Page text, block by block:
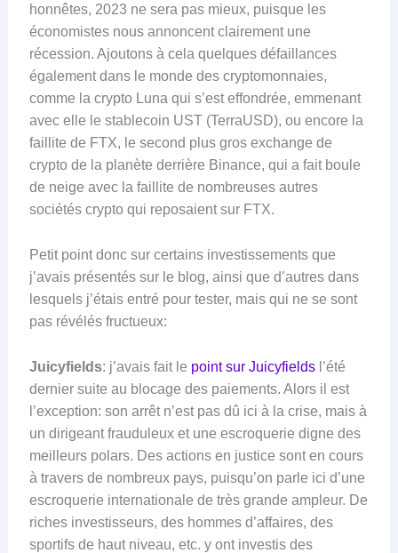
honnêtes, 2023 ne sera pas mieux, puisque les
économistes nous annoncent clairement une
récession. Ajoutons à cela quelques défaillances
également dans le monde des cryptomonnaies,
comme la crypto Luna qui s’est effondrée, emmenant
avec elle le stablecoin UST (TerraUSD), ou encore la
faillite de FTX, le second plus gros exchange de
crypto de la planète derrière Binance, qui a fait boule
de neige avec la faillite de nombreuses autres
sociétés crypto qui reposaient sur FTX.
Petit point donc sur certains investissements que
j’avais présentés sur le blog, ainsi que d’autres dans
lesquels j’étais entré pour tester, mais qui ne se sont
pas révélés fructueux:
Juicyfields: j’avais fait le point sur Juicyfieldsl’été
dernier suite au blocage des paiements. Alors il est
l’exception: son arrêt n’est pas dû ici à la crise, mais à
un dirigeant frauduleux et une escroquerie digne des
meilleurs polars. Des actions en justice sont en cours
à travers de nombreux pays, puisqu’on parle ici d’une
escroquerie internationale de très grande ampleur. De
riches investisseurs, des hommes d’affaires, des
sportifs de haut niveau, etc. y ont investis des